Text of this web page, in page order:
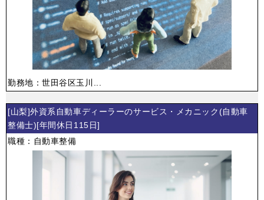
勤務地：世田谷区玉川...
[山梨]外資系自動車ディーラーのサービス・メカニック(自動車
整備士)[年間休日115日]
職種：自動車整備